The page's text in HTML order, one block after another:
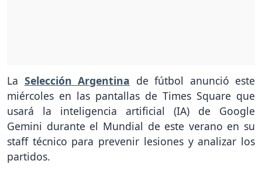
La Selección Argentina de fútbol anunció este
miércoles en las pantallas de Times Square que
usará la inteligencia artificial (IA) de Google
Gemini durante el Mundial de este verano en su
staff técnico para prevenir lesiones y analizar los
partidos.